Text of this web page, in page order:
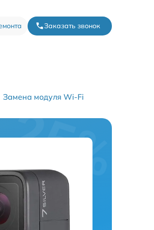
Заказать звонок
Замена модуля Wi-Fi